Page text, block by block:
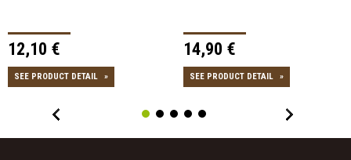
12,10 €
SEE PRODUCT DETAIL »
14,90 €
SEE PRODUCT DETAIL »